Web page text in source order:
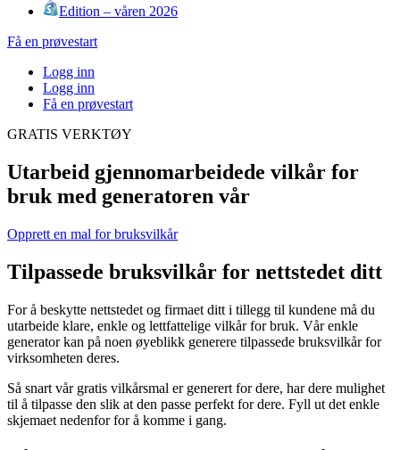
Edition – våren 2026
Få en prøvestart
Logg inn
Logg inn
Få en prøvestart
GRATIS VERKTØY
Utarbeid gjennomarbeidede vilkår for
bruk med generatoren vår
Opprett en mal for bruksvilkår
Tilpassede bruksvilkår for nettstedet ditt
For å beskytte nettstedet og firmaet ditt i tillegg til kundene må du
utarbeide klare, enkle og lettfattelige vilkår for bruk. Vår enkle
generator kan på noen øyeblikk generere tilpassede bruksvilkår for
virksomheten deres.
Så snart vår gratis vilkårsmal er generert for dere, har dere mulighet
til å tilpasse den slik at den passe perfekt for dere. Fyll ut det enkle
skjemaet nedenfor for å komme i gang.